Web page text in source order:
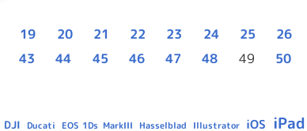
19 20 21 22 23 24 25
26
43 44 45 46 47 48 49
50
DJI Ducati EOS 1Ds MarkIII Hasselblad Illustrator iOS iPad